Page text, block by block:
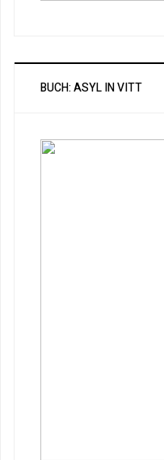
BUCH: ASYL IN VITT